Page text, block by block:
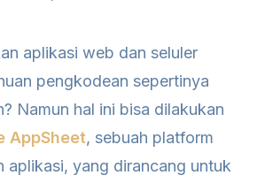
aplikasi web dan seluler
pengkodean sepertinya
Namun hal ini bisa dilakukan
AppSheet, sebuah platform
aplikasi, yang dirancang untuk